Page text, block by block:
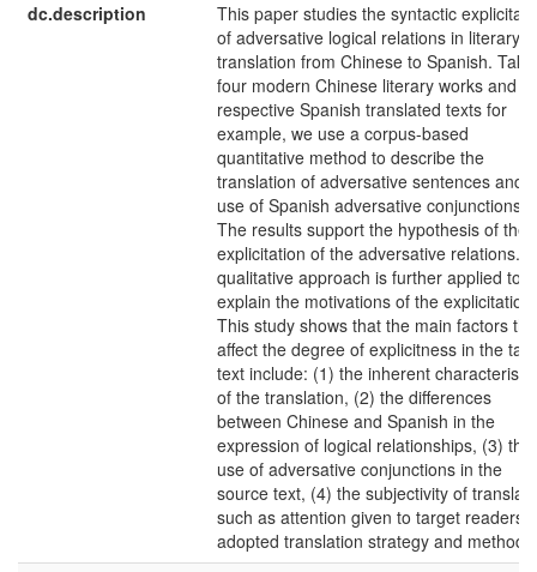
dc.description
This paper studies the syntactic
of adversative logical relations in literary
translation from Chinese to Spanish.
four modern Chinese literary works and
respective Spanish translated texts for
example, we use a corpus-based
quantitative method to describe the
translation of adversative sentences and
use of Spanish adversative conjunctions.
The results support the hypothesis of the
explicitation of the adversative relations.
qualitative approach is further applied to
explain the motivations of the explicitation.
This study shows that the main factors
affect the degree of explicitness in the
text include: (1) the inherent
of the translation, (2) the differences
between Chinese and Spanish in the
expression of logical relationships, (3) the
use of adversative conjunctions in the
source text, (4) the subjectivity of
such as attention given to target readers,
adopted translation strategy and methods.